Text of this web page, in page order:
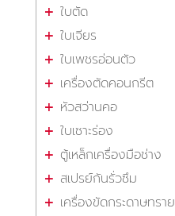
ใบตัด
ใบเจียร
ใบเพชรอ่อนตัว
เครื่องตัดคอนกรีต
หัวสว่านคอ
ใบเซาะร่อง
ตู้เหล็กเครื่องมือช่าง
สเปรย์กันรั่วซึม
เครื่องขัดกระดาษทราย